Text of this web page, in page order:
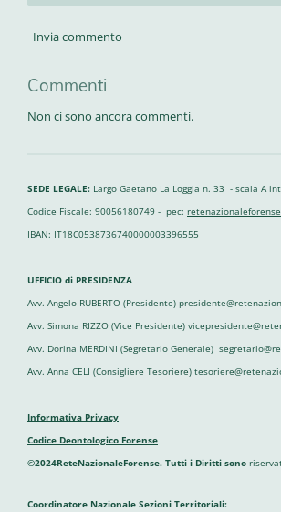
Invia commento
Commenti
Non ci sono ancora commenti.
SEDE LEGALE: Largo Gaetano La Loggia n. 33 - scala A
Codice Fiscale: 90056180749 - pec:
IBAN: IT18C0538736740000003396555
UFFICIO di PRESIDENZA
Avv. Angelo RUBERTO (Presidente)
Avv. Simona RIZZO (Vice Presidente)
Avv. Dorina MERDINI (Segretario Generale)
Avv. Anna CELI (Consigliere Tesoriere)
Informativa Privacy
Codice Deontologico Forense
©2024ReteNazionaleForense. Tutti i Diritti sono
Coordinatore Nazionale Sezioni Territoriali: